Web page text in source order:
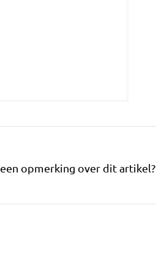
opmerking over dit artikel?